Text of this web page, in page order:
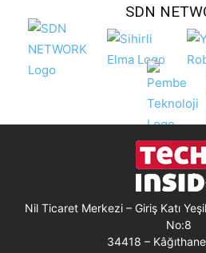
SDN
Nil Ticaret Merkezi – Giriş Katı
No:8
34418 –